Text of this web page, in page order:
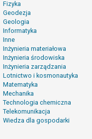
Fizyka
Geodezja
Geologia
Informatyka
Inne
Inżynieria materiałowa
Inżynieria środowiska
Inżynieria zarządzania
Lotnictwo i kosmonautyka
Matematyka
Mechanika
Technologia chemiczna
Telekomunikacja
Wiedza dla gospodarki